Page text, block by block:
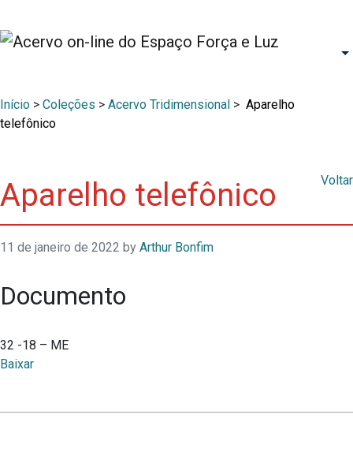
Início > Coleções > Acervo Tridimensional > Aparelho
telefônico
Aparelho telefônico Voltar
11 de janeiro de 2022 by Arthur Bonfim
Documento
32 -18 – ME
Baixar